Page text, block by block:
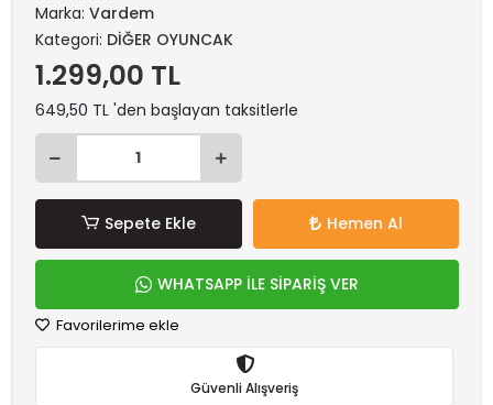
Marka: Vardem
Kategori: DİĞER OYUNCAK
1.299,00 TL
649,50 TL 'den başlayan taksitlerle
Sepete Ekle Hemen Al
WHATSAPP İLE SİPARİŞ VER
Favorilerime ekle
Güvenli Alışveriş